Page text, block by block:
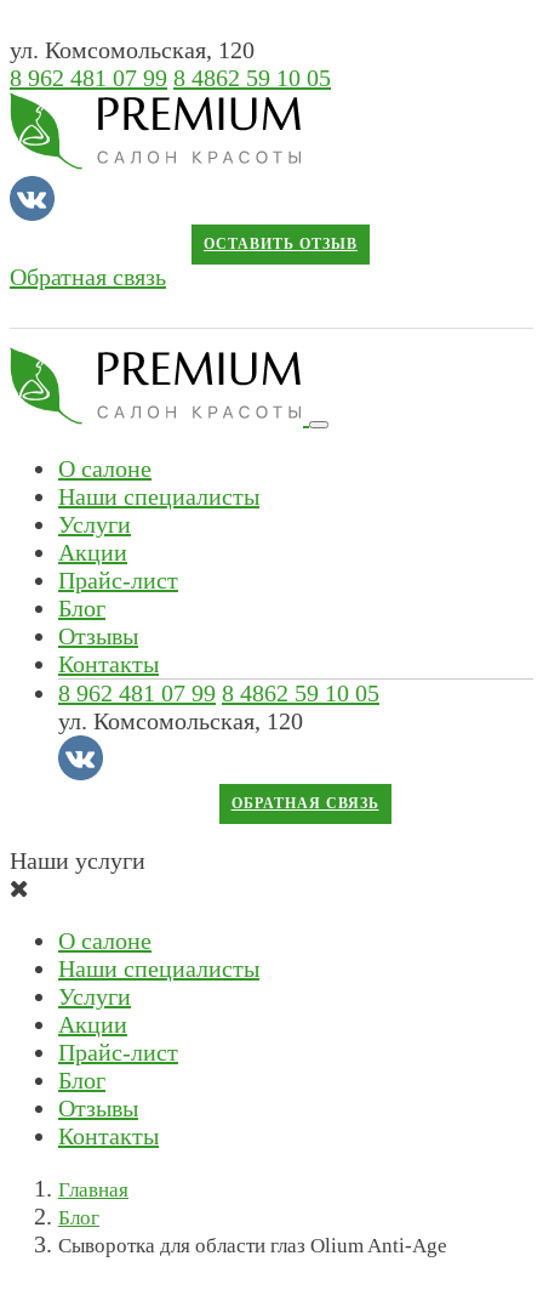
ул. Комсомольская, 120
8 962 481 07 99 8 4862 59 10 05
ОСТАВИТЬ ОТЗЫВ
Обратная связь
О салоне
Наши специалисты
Услуги
Акции
Прайс-лист
Блог
Отзывы
Контакты
8 962 481 07 99 8 4862 59 10 05
ул. Комсомольская, 120
ОБРАТНАЯ СВЯЗЬ
Наши услуги
О салоне
Наши специалисты
Услуги
Акции
Прайс-лист
Блог
Отзывы
Контакты
Главная
Блог
Сыворотка для области глаз Olium Anti-Age